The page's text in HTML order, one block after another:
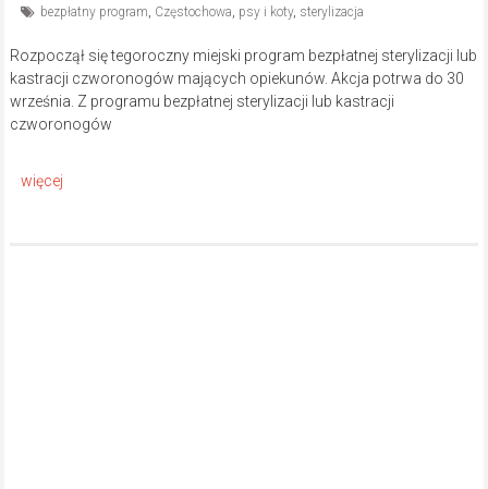
bezpłatny program, Częstochowa, psy i koty, sterylizacja
Rozpoczął się tegoroczny miejski program bezpłatnej sterylizacji lub
kastracji czworonogów mających opiekunów. Akcja potrwa do 30
września. Z programu bezpłatnej sterylizacji lub kastracji
czworonogów